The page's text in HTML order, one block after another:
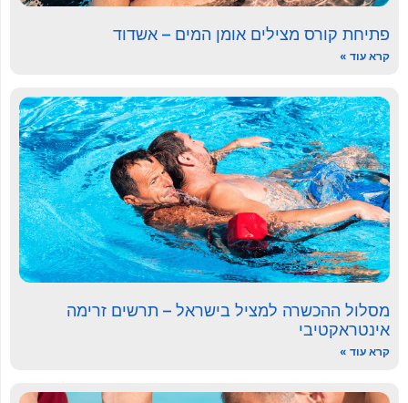
פתיחת קורס מצילים אומן המים – אשדוד
קרא עוד »
מסלול ההכשרה למציל בישראל – תרשים זרימה
אינטראקטיבי
קרא עוד »